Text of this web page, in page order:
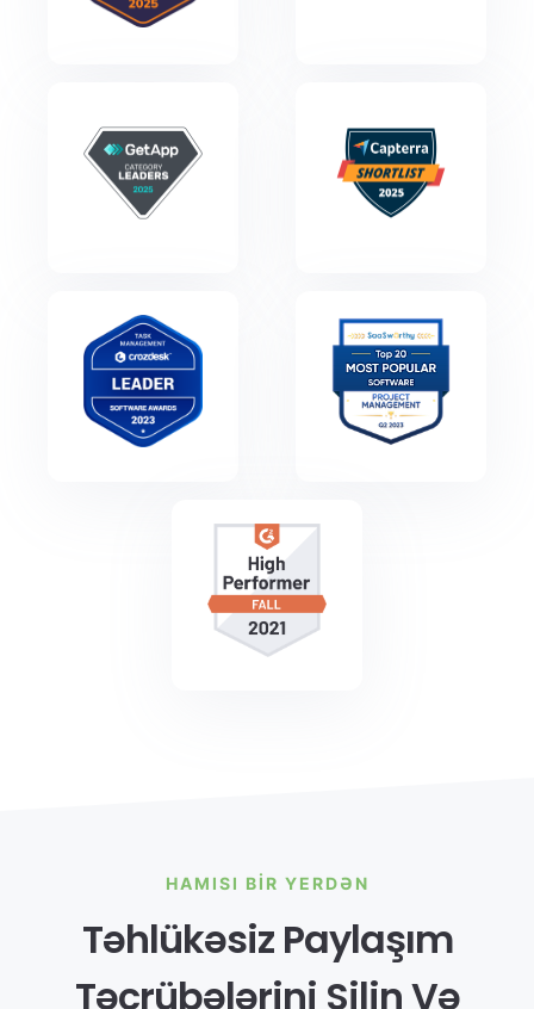
HAMISI BIR YERDƏN
Təhlükəsiz Paylaşım
Təcrübələrini Silin Və